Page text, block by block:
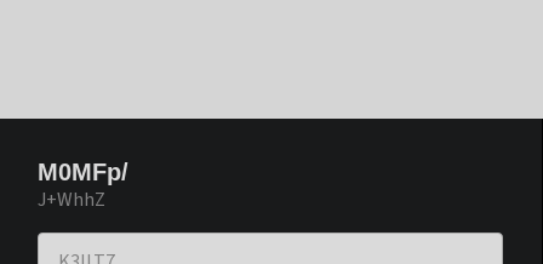
M0MFp/
J+WhhZ